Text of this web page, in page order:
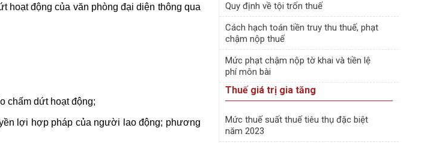
hoạt động của văn phòng đại diện thông qua
chấm dứt hoạt động;
lợi hợp pháp của người lao động; phương
Quy định về tội trốn thuế
Cách hạch toán tiền truy thu thuế, phạt
chậm nộp thuế
Mức phạt chậm nộp tờ khai và tiền lệ
phí môn bài
Thuế giá trị gia tăng
Mức thuế suất thuế tiêu thụ đặc biệt
năm 2023